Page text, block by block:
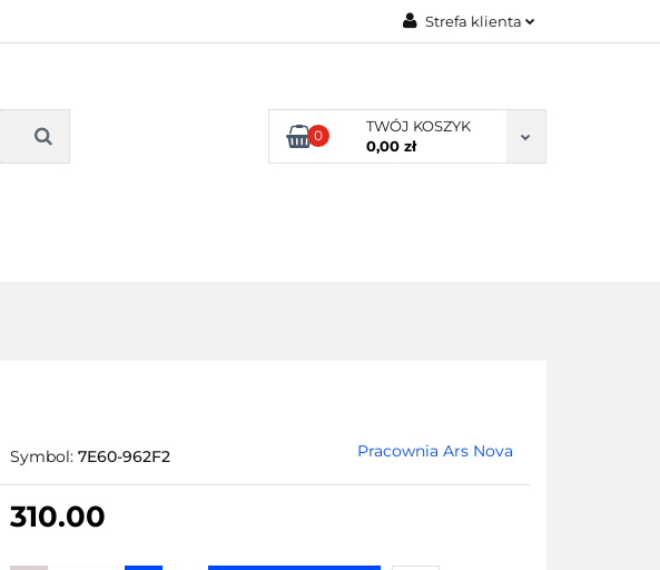
Strefa klienta
Zarejestruj się
Dodaj zgłoszenie
0
TWÓJ KOSZYK
0,00 zł
Symbol:7E60-962F2 Pracownia Ars Nova
310.00